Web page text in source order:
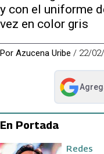
y con el uniforme
vez en color gris
Por Azucena Uribe / 22/
abre en
En Portada
Redes